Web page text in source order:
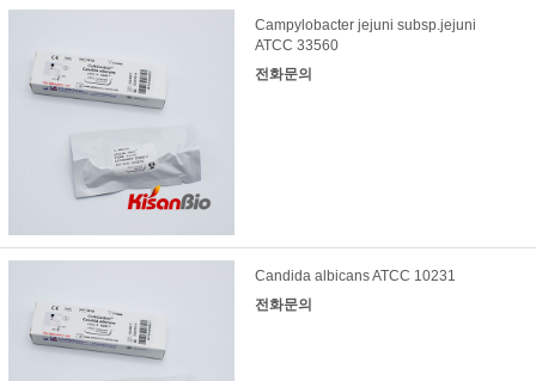
Campylobacter jejuni subsp.jejuni
ATCC 33560
전화문의
Candida albicans ATCC 10231
전화문의